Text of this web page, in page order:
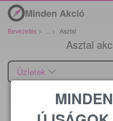
Minden Akció
Bevezetés > > Asztal
Asztal
Üzletek